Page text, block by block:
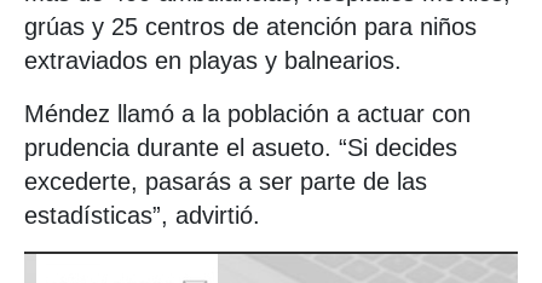
grúas y 25 centros de atención para niños
extraviados en playas y balnearios.
Méndez llamó a la población a actuar con
prudencia durante el asueto. “Si decides
excederte, pasarás a ser parte de las
estadísticas”, advirtió.